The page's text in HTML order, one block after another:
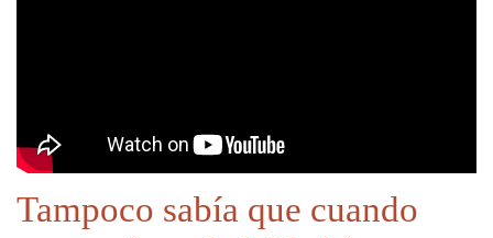
Tampoco sabía que cuando